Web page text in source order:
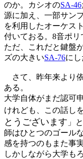
のか。カシオのSA-46
源に加え、一部サン
を利用したオーケス
付いておる。8音ポリ
ただ、これだと鍵盤
ズの大きいSA-76に
さて、昨年来より
ある。
大学自体がまだ認可
けれども、この話し
とうございます 」
師はひとつのゴール
感を持つのもまた事
しかしながら大学も